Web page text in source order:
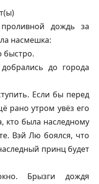
дождь за
насмешка:
быстро.
до города
Если бы перед
рано утром увёз его
кто была наследному
Вэй Лю боялся, что
принц будет
Брызги дождя